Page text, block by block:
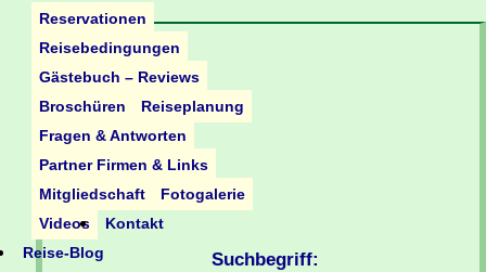
Reservationen
Reisebedingungen
Gästebuch – Reviews
Broschüren
Reiseplanung
Fragen & Antworten
Partner Firmen & Links
Mitgliedschaft
Fotogalerie
Videos
Kontakt
Reise-Blog
Suchbegriff: